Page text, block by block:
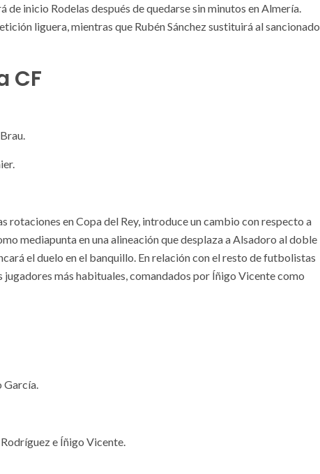
inicio Rodelas después de quedarse sin minutos en Almería.
liguera, mientras que Rubén Sánchez sustituirá al sancionado
CF
rotaciones en Copa del Rey, introduce un cambio con respecto a
mediapunta en una alineación que desplaza a Alsadoro al doble
el duelo en el banquillo. En relación con el resto de futbolistas
más habituales, comandados por Íñigo Vicente como
García.
e Íñigo Vicente.